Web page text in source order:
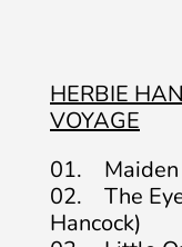
HERBIE
VOYAGE
01. Maiden
02. The
Hancock)